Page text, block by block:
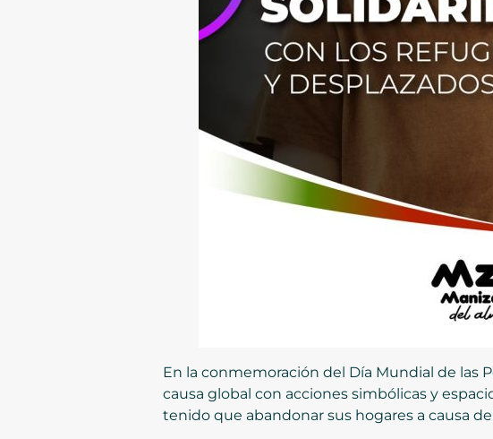
En la conmemoración del Día Mundial de las
causa global con acciones simbólicas y
tenido que abandonar sus hogares a causa